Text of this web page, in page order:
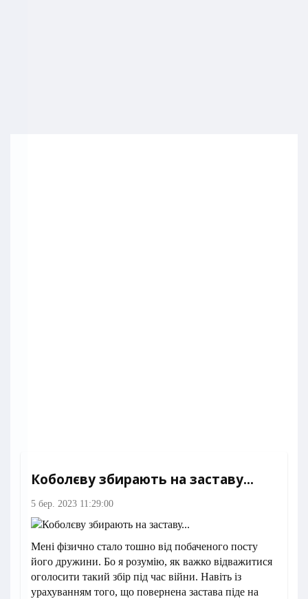
Коболєву збирають на заставу...
5 бер. 2023 11:29:00
Мені фізично стало тошно від побаченого посту
його дружини. Бо я розумію, як важко відважитися
оголосити такий збір під час війни. Навіть із
урахуванням того, що повернена застава піде на